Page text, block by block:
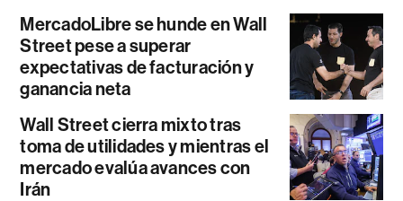
MercadoLibre se hunde en Wall
Street pese a superar
expectativas de facturación y
ganancia neta
Wall Street cierra mixto tras
toma de utilidades y mientras el
mercado evalúa avances con
Irán